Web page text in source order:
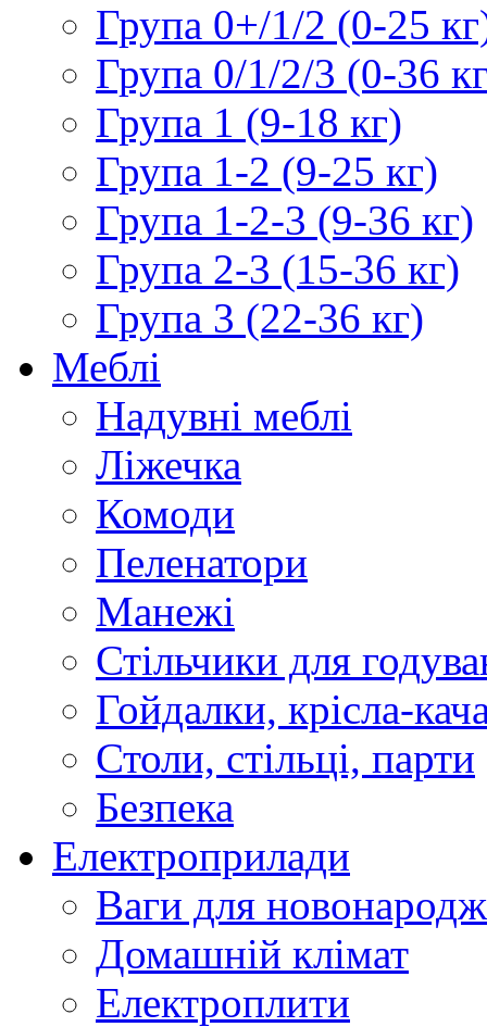
Група 0+/1/2 (0-25
Група 0/1/2/3 (0-36
Група 1 (9-18 кг)
Група 1-2 (9-25 кг)
Група 1-2-3 (9-36 кг)
Група 2-3 (15-36 кг)
Група 3 (22-36 кг)
Меблі
Надувні меблі
Ліжечка
Комоди
Пеленатори
Манежі
Стільчики для
Гойдалки, крісла-
Столи, стільці, парти
Безпека
Електроприлади
Ваги для
Домашній клімат
Електроплити